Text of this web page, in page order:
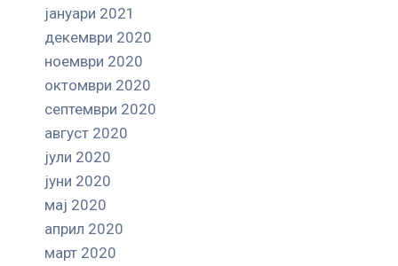
јануари 2021
декември 2020
ноември 2020
октомври 2020
септември 2020
август 2020
јули 2020
јуни 2020
мај 2020
април 2020
март 2020